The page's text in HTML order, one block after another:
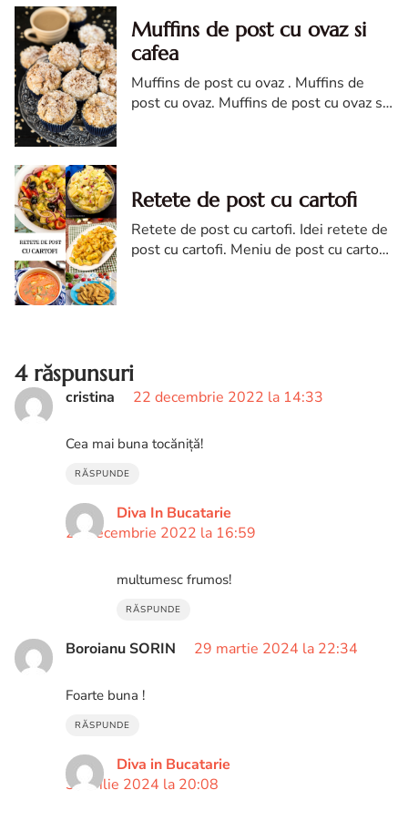
Muffins de post cu ovaz si
cafea
Muffins de post cu ovaz . Muffins de
post cu ovaz. Muffins de post cu ovaz si
Retete de post cu cartofi
Retete de post cu cartofi. Idei retete de
post cu cartofi. Meniu de post cu cartofi.
4 răspunsuri
cristina 22 decembrie 2022 la 14:33
Cea mai buna tocăniță!
RĂSPUNDE
Diva In Bucatarie
22 decembrie 2022 la 16:59
multumesc frumos!
RĂSPUNDE
Boroianu SORIN 29 martie 2024 la 22:34
Foarte buna !
RĂSPUNDE
Diva in Bucatarie
3 aprilie 2024 la 20:08